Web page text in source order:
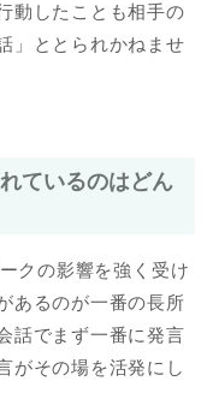
動したことも相手の
」ととられかねませ
ているのはどん
クの影響を強く受け
あるのが一番の長所
話でまず一番に発言
がその場を活発にし